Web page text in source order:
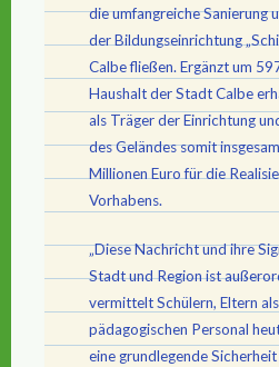
die umfangreiche Sanierung
der Bildungseinrichtung
Calbe fließen. Ergänzt um
Haushalt der Stadt Calbe
als Träger der Einrichtung
des Geländes somit
Millionen Euro für die
Vorhabens.
„Diese Nachricht und ihre
Stadt und Region ist
vermittelt Schülern, Eltern
pädagogischen Personal
eine grundlegende